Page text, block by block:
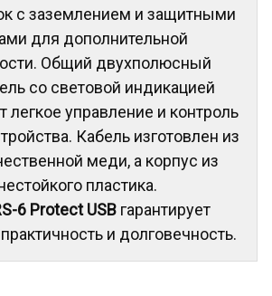
с заземлением и защитными
для дополнительной
Общий двухполюсный
со световой индикацией
легкое управление и контроль
Кабель изготовлен из
меди, а корпус из
пластика.
6 Protect USB гарантирует
и долговечность.